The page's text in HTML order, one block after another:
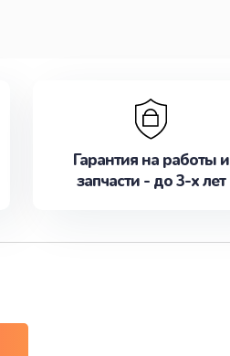
Гарантия на работы и
запчасти - до 3-х лет